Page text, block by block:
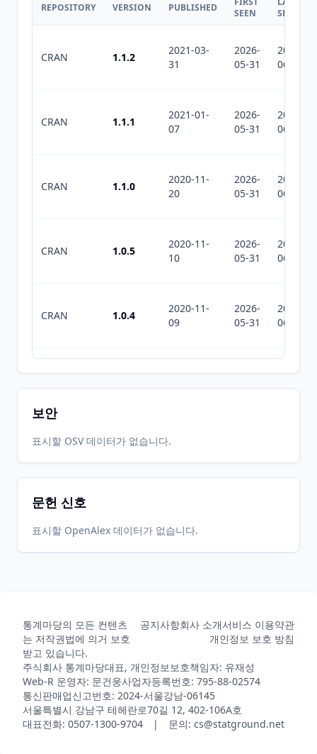
REPOSITORY VERSION PUBLISHED
SEEN
SEEN
CRAN 1.1.2
2021-03-
31
2026-
05-31
2026-
06-26
CRAN 1.1.1
2021-01-
07
2026-
05-31
2026-
06-26
CRAN 1.1.0
2020-11-
20
2026-
05-31
2026-
06-26
CRAN 1.0.5
2020-11-
10
2026-
05-31
2026-
06-26
CRAN 1.0.4
2020-11-
09
2026-
05-31
2026-
06-26
2020-10-
28
2026-
05-31
2026-
06-26
CRAN 1.0.2
CRAN
CRAN 1.1.3
2026-
06-01
2026-
07-10
보안
표시할 OSV 데이터가 없습니다.
문헌 신호
표시할 OpenAlex 데이터가 없습니다.
통계마당의 모든 컨텐츠
는 저작권법에 의거 보호
받고 있습니다.
공지사항회사 소개서비스 이용약관
개인정보 보호 방침
주식회사 통계마당대표, 개인정보보호책임자: 유재성
Web-R 운영자: 문건웅사업자등록번호: 795-88-02574
통신판매업신고번호: 2024-서울강남-06145
서울특별시 강남구 테헤란로70길 12, 402-106A호
대표전화: 0507-1300-9704 | 문의: cs@statground.net